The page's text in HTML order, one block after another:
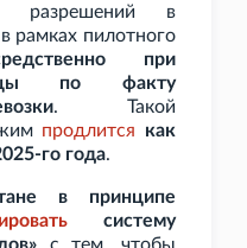
разрешений в
рамках пилотного
при
по факту
. Такой
продлится
как
го года.
в принципе
систему